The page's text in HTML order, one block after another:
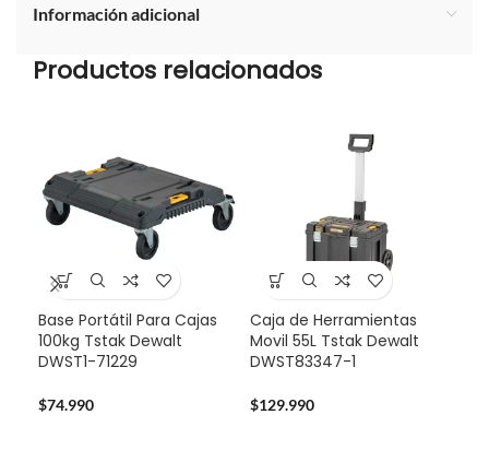
Información adicional
Productos relacionados
Base Portátil Para Cajas
100kg Tstak Dewalt
DWST1-71229
$74.990
Caja de Herramientas
Movil 55L Tstak Dewalt
DWST83347-1
$129.990